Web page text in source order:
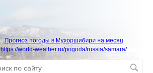
Прогноз погоды в Мухоршибири на месяц
https://world-weather.ru/pogoda/russia/samara/